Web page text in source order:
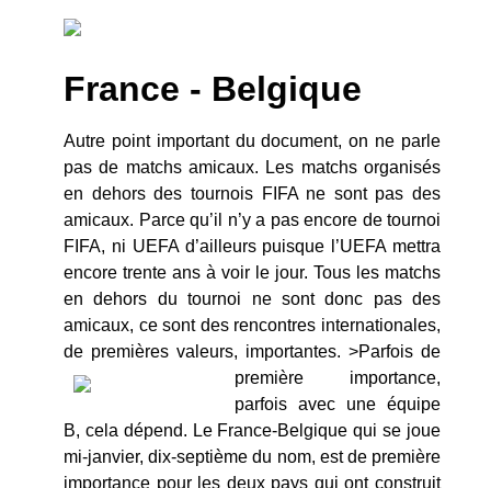
France - Belgique
Autre point important du document, on ne parle
pas de matchs amicaux. Les matchs organisés
en dehors des tournois FIFA ne sont pas des
amicaux. Parce qu’il n’y a pas encore de tournoi
FIFA, ni UEFA d’ailleurs puisque l’UEFA mettra
encore trente ans à voir le jour. Tous les matchs
en dehors du tournoi ne sont donc pas des
amicaux, ce sont des rencontres internationales,
de premières valeurs, importantes. >Parfois de
première importance,
parfois avec une équipe
B, cela dépend. Le France-Belgique qui se joue
mi-janvier, dix-septième du nom, est de première
importance pour les deux pays qui ont construit